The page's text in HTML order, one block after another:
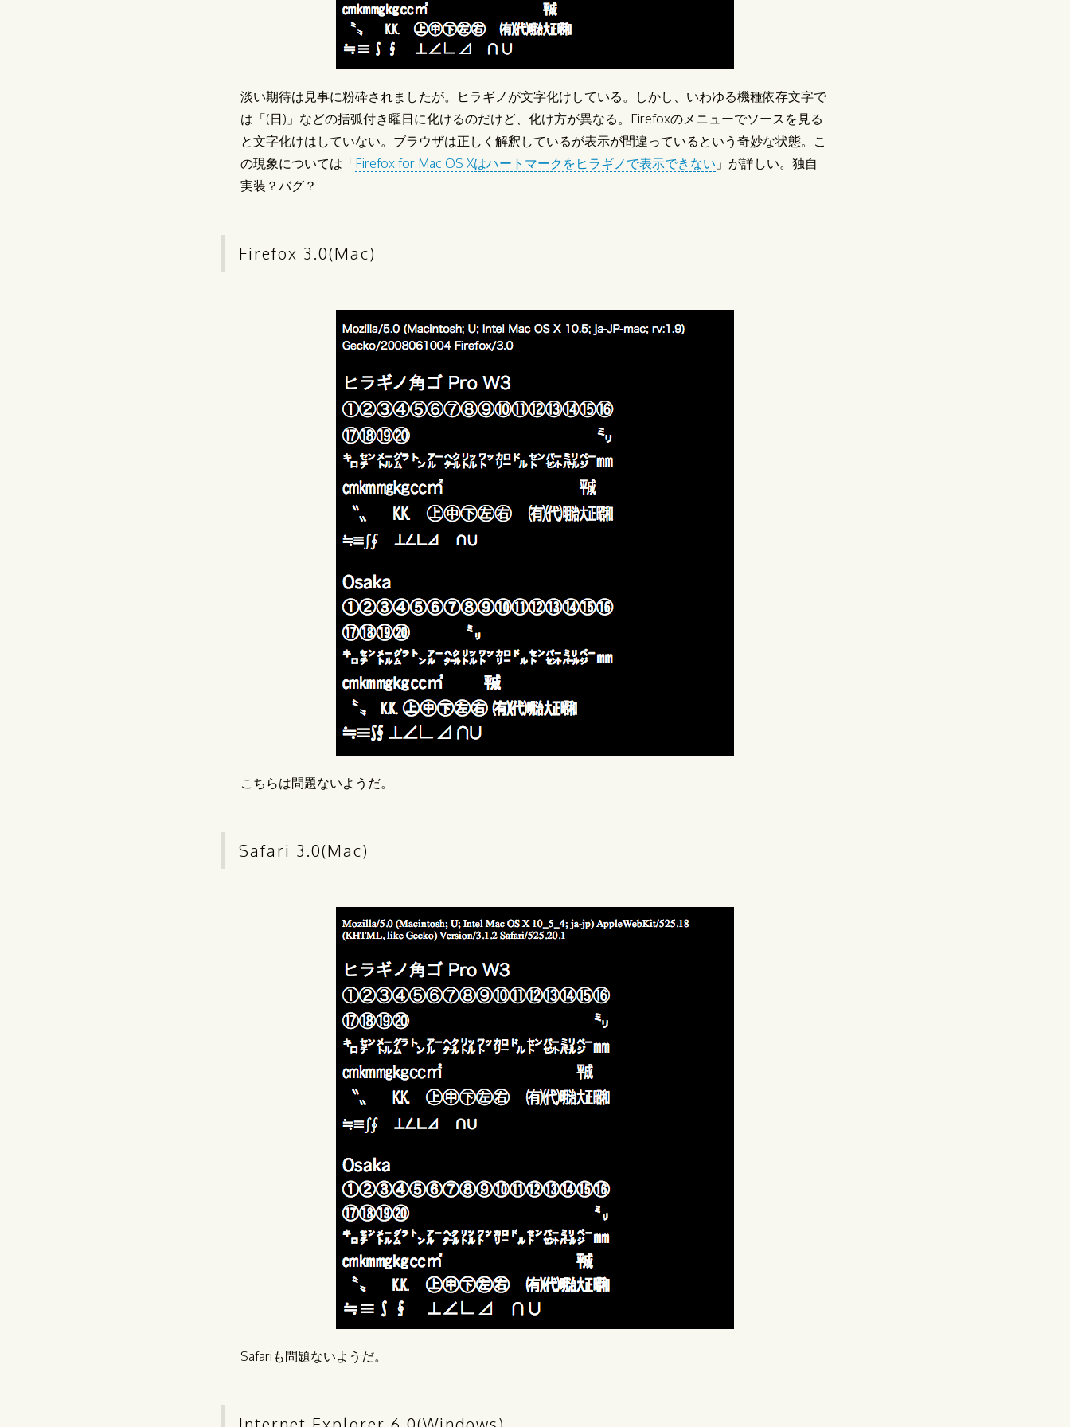
淡い期待は見事に粉砕されましたが。ヒラギノが文字化けしている。しかし、いわゆる機種依存文字で
は「(日)」などの括弧付き曜日に化けるのだけど、化け方が異なる。Firefoxのメニューでソースを見る
と文字化けはしていない。ブラウザは正しく解釈しているが表示が間違っているという奇妙な状態。こ
の現象については「Firefox for Mac OS Xはハートマークをヒラギノで表示できない 」が詳しい。独自
実装？バグ？
Firefox 3.0(Mac)
こちらは問題ないようだ。
Safari 3.0(Mac)
Safariも問題ないようだ。